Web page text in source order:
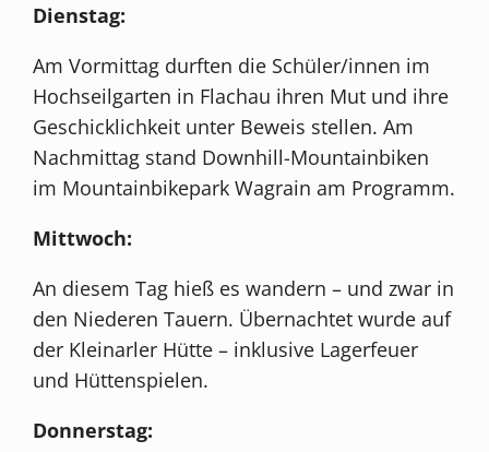
Dienstag:
Am Vormittag durften die Schüler/innen im
Hochseilgarten in Flachau ihren Mut und ihre
Geschicklichkeit unter Beweis stellen. Am
Nachmittag stand Downhill-Mountainbiken
im Mountainbikepark Wagrain am Programm.
Mittwoch:
An diesem Tag hieß es wandern – und zwar in
den Niederen Tauern. Übernachtet wurde auf
der Kleinarler Hütte – inklusive Lagerfeuer
und Hüttenspielen.
Donnerstag: